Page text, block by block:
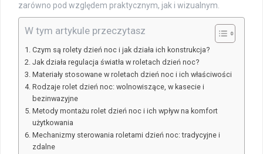
zarówno pod względem praktycznym, jak i wizualnym.
W tym artykule przeczytasz
Czym są rolety dzień noc i jak działa ich konstrukcja?
Jak działa regulacja światła w roletach dzień noc?
Materiały stosowane w roletach dzień noc i ich właściwości
Rodzaje rolet dzień noc: wolnowiszące, w kasecie i
bezinwazyjne
Metody montażu rolet dzień noc i ich wpływ na komfort
użytkowania
Mechanizmy sterowania roletami dzień noc: tradycyjne i
zdalne